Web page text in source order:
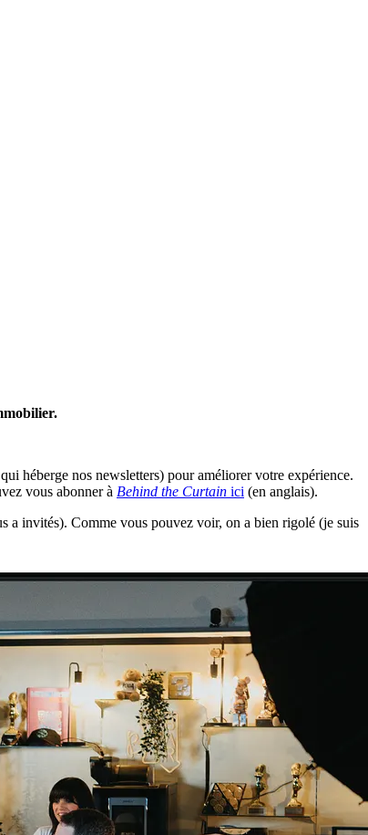
héberge nos newsletters) pour améliorer votre expérience.
vous abonner à Behind the Curtain ici (en anglais).
a invités). Comme vous pouvez voir, on a bien rigolé (je suis